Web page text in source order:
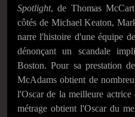
Spotlight, de Thomas
côtés de Michael Keaton,
narre l'histoire d'une équipe
dénonçant un scandale
Boston. Pour sa prestation
McAdams obtient de
l'Oscar de la meilleure
métrage obtient l'Oscar du